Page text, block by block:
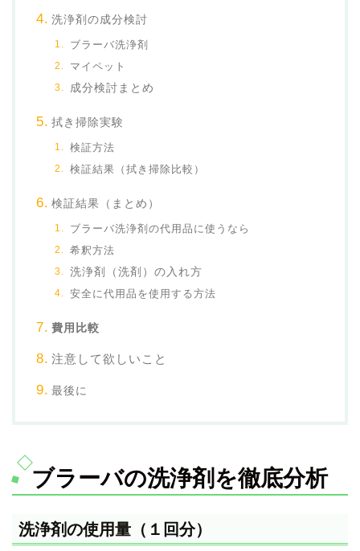
洗浄剤の成分検討
ブラーバ洗浄剤
マイペット
成分検討まとめ
拭き掃除実験
検証方法
検証結果（拭き掃除比較）
検証結果（まとめ）
ブラーバ洗浄剤の代用品に使うなら
希釈方法
洗浄剤（洗剤）の入れ方
安全に代用品を使用する方法
費用比較
注意して欲しいこと
最後に
ブラーバの洗浄剤を徹底分析
洗浄剤の使用量（１回分）